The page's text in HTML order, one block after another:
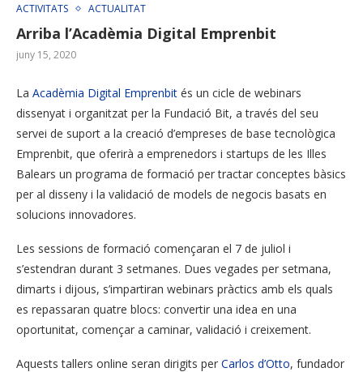
ACTIVITATS ACTUALITAT
Arriba l’Acadèmia Digital Emprenbit
juny 15, 2020
La Acadèmia Digital Emprenbit és un cicle de webinars
dissenyat i organitzat per la Fundació Bit, a través del seu
servei de suport a la creació d’empreses de base tecnològica
Emprenbit, que oferirà a emprenedors i startups de les Illes
Balears un programa de formació per tractar conceptes bàsics
per al disseny i la validació de models de negocis basats en
solucions innovadores.
Les sessions de formació començaran el 7 de juliol i
s’estendran durant 3 setmanes. Dues vegades per setmana,
dimarts i dijous, s’impartiran webinars pràctics amb els quals
es repassaran quatre blocs: convertir una idea en una
oportunitat, començar a caminar, validació i creixement.
Aquests tallers online seran dirigits per Carlos d’Otto, fundador